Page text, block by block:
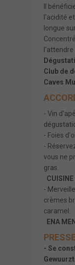
Il
l'acidité
longue
Club de
Caves
- Vin
- Foies
-
vous ne
gras.
-
crèmes
caramel.
ENA
- Se